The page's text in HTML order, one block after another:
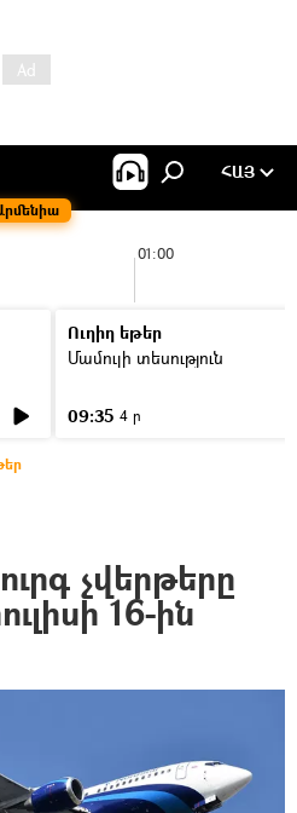
ՀԱՅ
01:00
Ուղիղ եթեր
Մամուլի տեսություն
09:35 4 ր
չվերթերը
16-ին